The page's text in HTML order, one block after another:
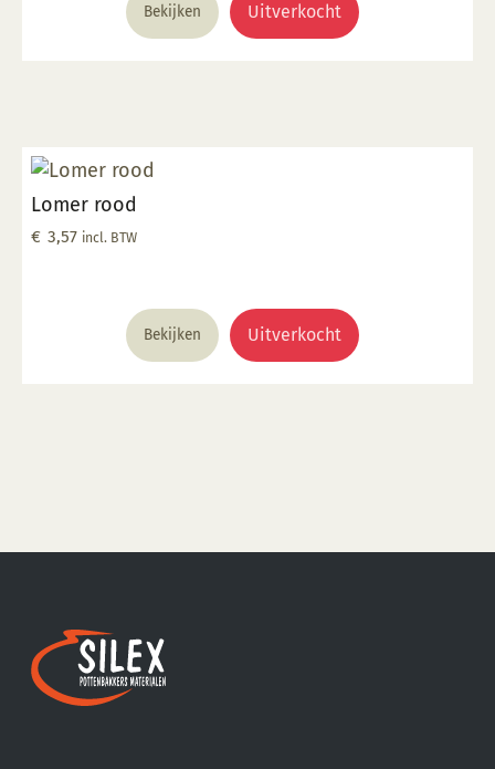
Bekijken Uitverkocht
Lomer rood
€ 3,57 incl. BTW
Bekijken Uitverkocht